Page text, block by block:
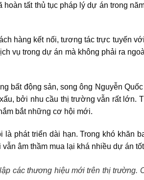
tất thủ tục pháp lý dự án trong
hàng kết nối, tương tác trực tuyến
vụ trong dự án mà không phải ra
bất động sản, song ông Nguyễn
bởi nhu cầu thị trường vẫn rất lớn.
bắt những cơ hội mới.
là phát triển dài hạn. Trong khó khăn
âm thầm mua lại khá nhiều dự án
các thương hiệu mới trên thị